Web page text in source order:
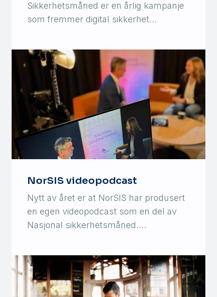
Sikkerhetsmåned er en årlig kampanje
som fremmer digital sikkerhet…
NorSIS videopodcast
Nytt av året er at NorSIS har produsert
en egen videopodcast som en del av
Nasjonal sikkerhetsmåned….